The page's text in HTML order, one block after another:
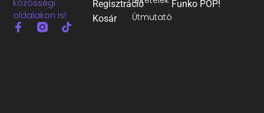
közösségi
oldalakon is!
Útmutató
Regisztráció
Kosár
Funko POP!